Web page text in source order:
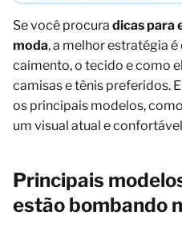
Se você procura dicas para
moda, a melhor estratégia
caimento, o tecido e como
camisas e tênis preferidos.
os principais modelos,
um visual atual e
Principais
estão bombando